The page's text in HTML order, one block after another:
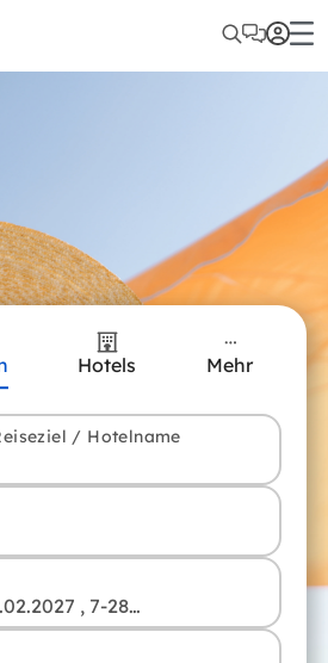
Hotels Mehr
/ Hotelname
13.08.2026 - 04.02.2027 , 7-28 Tage